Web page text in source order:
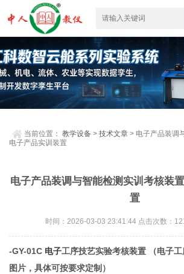
当前位置：教学设备 >技术文章 > 电子产品装调
电子产品实训装置
电子产品装调与智能检测实训考核装
置
时间：2026-03-03 23:41:44 点击次数：
-GY-01C 电子工序技艺实验考核装置
（电子
图片，具体可按要求定制）